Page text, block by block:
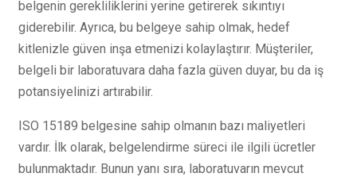
belgenin gerekliliklerini yerine getirerek sıkıntıyı
giderebilir. Ayrıca, bu belgeye sahip olmak, hedef
kitlenizle güven inşa etmenizi kolaylaştırır. Müşteriler,
belgeli bir laboratuvara daha fazla güven duyar, bu da iş
potansiyelinizi artırabilir.
ISO 15189 belgesine sahip olmanın bazı maliyetleri
vardır. İlk olarak, belgelendirme süreci ile ilgili ücretler
bulunmaktadır. Bunun yanı sıra, laboratuvarın mevcut